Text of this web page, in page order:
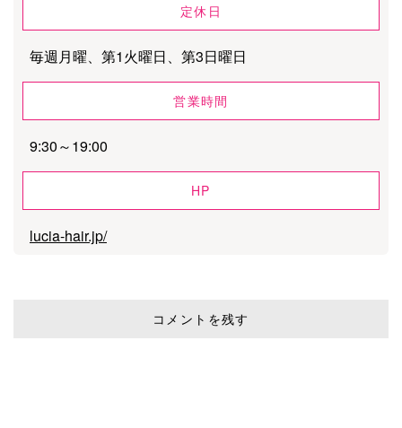
定休日
毎週月曜、第1火曜日、第3日曜日
営業時間
9:30～19:00
HP
lucia-hair.jp/
コメントを残す